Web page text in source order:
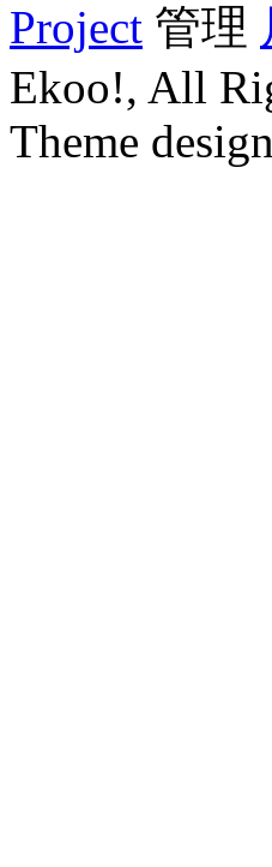
Project 管理
Ekoo!, All
Theme